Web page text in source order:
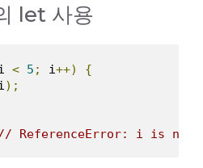
let 사용
< 5 ; i++)
{
);
// ReferenceError: i is not